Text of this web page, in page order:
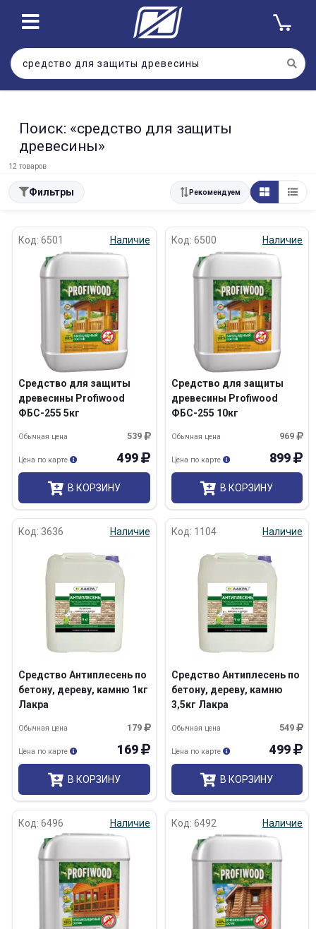
Поиск: «средство для защиты
древесины»
12 товаров
Фильтры Рекомендуем
Код: 6501 Наличие
Средство для защиты
древесины Profiwood
ФБС-255 5кг
539
Обычная цена
499
Цена по карте
В КОРЗИНУ
Код: 6500 Наличие
Средство для защиты
древесины Profiwood
ФБС-255 10кг
969
Обычная цена
899
Цена по карте
В КОРЗИНУ
Код: 3636 Наличие
Средство Антиплесень по
бетону, дереву, камню 1кг
Лакра
179
Обычная цена
169
Цена по карте
В КОРЗИНУ
Код: 1104 Наличие
Средство Антиплесень по
бетону, дереву, камню
3,5кг Лакра
549
Обычная цена
499
Цена по карте
В КОРЗИНУ
Код: 6496 Наличие Код: 6492 Наличие